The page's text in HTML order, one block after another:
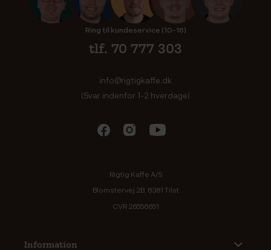
Ring til kundeservice (10-16)
tlf. 70 777 303
info@rigtigkaffe.dk
(Svar indenfor 1-2 hverdage)
Rigtig Kaffe A/S
Blomstervej 2B, 8381 Tilst
CVR 26556651
Information